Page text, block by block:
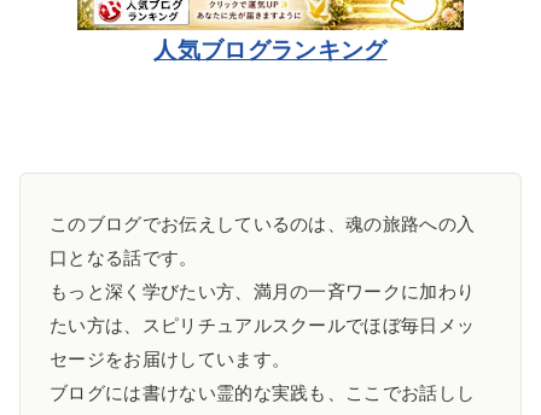
人気ブログランキング
このブログでお伝えしているのは、魂の旅路への入
口となる話です。
もっと深く学びたい方、満月の一斉ワークに加わり
たい方は、スピリチュアルスクールでほぼ毎日メッ
セージをお届けしています。
ブログには書けない霊的な実践も、ここでお話しし